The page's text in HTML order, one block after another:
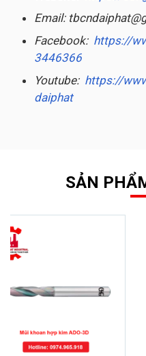
Email:
Facebook: https://
3446366
Youtube: https://
daiphat
SẢN